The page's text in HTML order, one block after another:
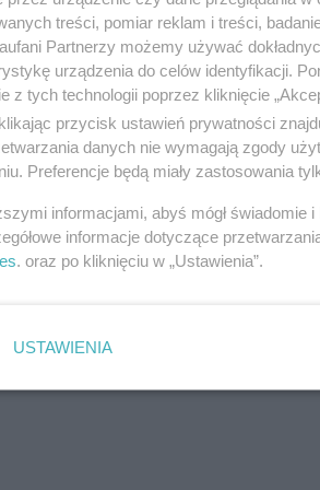
treści, pomiar reklam i treści,
Partnerzy możemy używać
urządzenia do celów identyfikacji.
z tych technologii poprzez kliknięcie
przycisk ustawień prywatności
danych nie wymagają zgody
Preferencje będą miały zastosowania
informacjami, abyś mógł
informacje dotyczące
. oraz po kliknięciu w „Ustawienia”.
USTAWIENIA